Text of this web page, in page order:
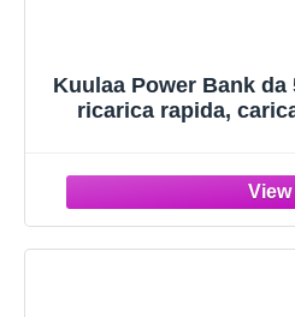
Kuulaa Power Bank da
ricarica rapida,
Pro/XR/